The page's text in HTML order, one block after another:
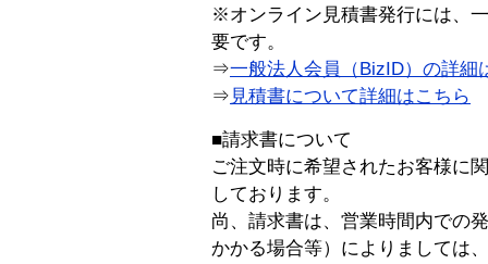
※オンライン見積書発行には、
要です。
⇒一般法人会員（BizID）の詳細
⇒ 見積書について詳細はこちら
■請求書について
ご注文時に希望されたお客様に
しております。
尚、請求書は、営業時間内での
かかる場合等）によりましては